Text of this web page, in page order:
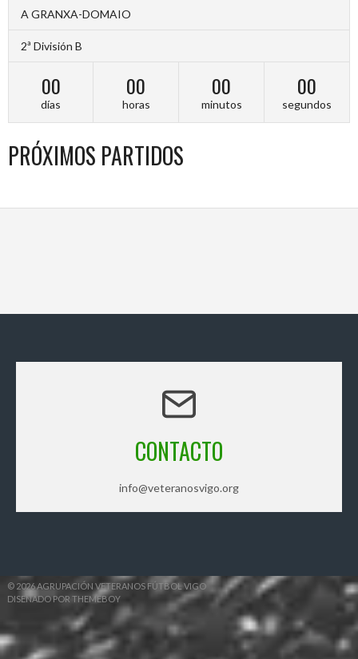
A GRANXA-DOMAIO
2ª División B
00
días
00
horas
00
minutos
00
segundos
PRÓXIMOS PARTIDOS
CONTACTO
info@veteranosvigo.org
© 2026 AGRUPACIÓN VETERANOS FÚTBOL VIGO
DISEÑADO POR THEMEBOY